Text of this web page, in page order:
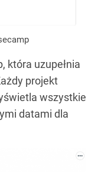
która uzupełnia
projekt
wszystkie
datami dla